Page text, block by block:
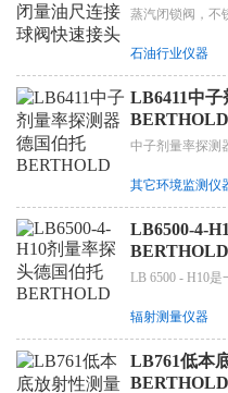
蒸汽闭锁阀，不
石油行业仪器
LB6411中
BERTHOLD
中子剂量率探测
其它环境监测仪
LB6500-4-
BERTHOLD
LB 6500 - H10
辐射测量仪器
LB761低本
BERTHOLD